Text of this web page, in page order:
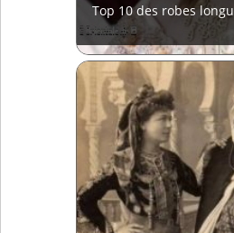
Top 10 des robes